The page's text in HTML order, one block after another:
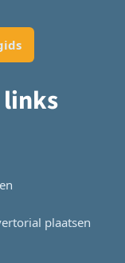
links
plaatsen